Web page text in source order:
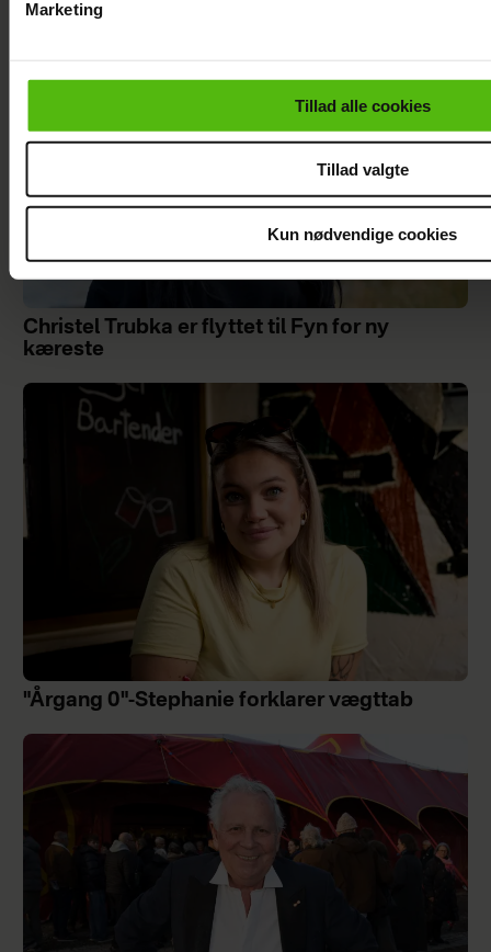
cookiepolitik.
Marketing
Tillad alle cookies
Tillad valgte
Kun nødvendige cookies
Christel Trubka er flyttet til Fyn for ny
kæreste
"Årgang 0"-Stephanie forklarer vægttab